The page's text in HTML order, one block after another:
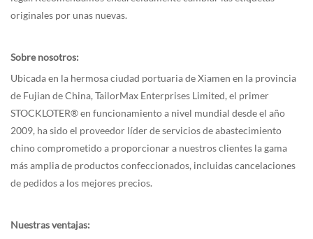
originales por unas nuevas.
Sobre nosotros:
Ubicada en la hermosa ciudad portuaria de Xiamen en la provincia
de Fujian de China, TailorMax Enterprises Limited, el primer
STOCKLOTER® en funcionamiento a nivel mundial desde el año
2009, ha sido el proveedor líder de servicios de abastecimiento
chino comprometido a proporcionar a nuestros clientes la gama
más amplia de productos confeccionados, incluidas cancelaciones
de pedidos a los mejores precios.
Nuestras ventajas: